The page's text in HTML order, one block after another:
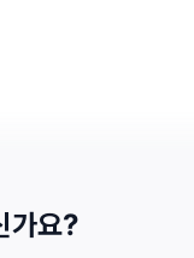
가요?